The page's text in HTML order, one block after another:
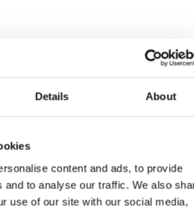
Details About
content and ads, to provide
and to analyse our traffic. We also
use of our site with our social media,
2